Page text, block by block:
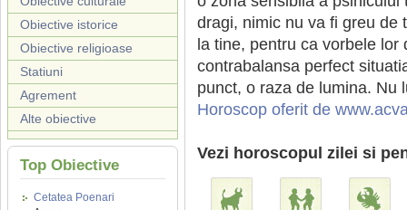
Obiective istorice
Obiective religioase
Statiuni
Agrement
Alte obiective
Top Obiective
Cetatea Poenari
dragi, nimic nu va fi greu de
la tine, pentru ca vorbele
contrabalansa perfect
punct, o raza de lumina. Nu
Horoscop oferit de
Vezi horoscopul zilei si